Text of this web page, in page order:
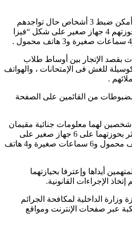
وبالتعامل الفنى أمكن ضبط أمكن ضبط 3 أشخاص حال تواجدهم
بدائرة قسم شرطة شبرا وبحوزتهم 4 جهاز صغير على شكل “فيزا
بقصد الإتجار بين أوساط طلاب
كوسيلة للغش فى الإمتحانات ، والهواتف
.
من القائمين على الصفحة
لهما معلومات جنائية مقيمان
بنطاق محافظة القاهرة ، وعُثر بحوزتهما على 6 جهاز صغير على
شكل “فيزا كارد” يعمل كهاتف محمول و6 سماعات صغيرة و4 هاتف
أيداها وإعترفا بحيازتهما
الإجراءات القانونية.
وزارة الداخلية لمكافحة الجرائم
عبر صفحات الإنترنت ومواقع